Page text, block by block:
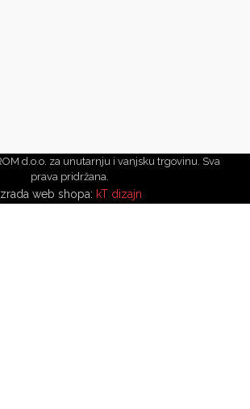
d.o.o. za unutarnju i vanjsku trgovinu. Sva
prava pridržana.
Izrada web shopa: kT dizajn